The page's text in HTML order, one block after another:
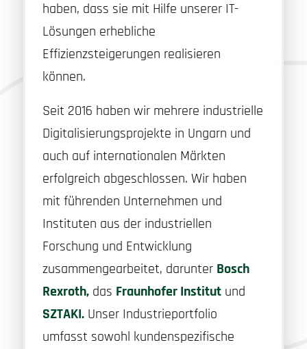
haben, dass sie mit Hilfe unserer IT-
Lösungen erhebliche
Effizienzsteigerungen realisieren
können.
Seit 2016 haben wir mehrere industrielle
Digitalisierungsprojekte in Ungarn und
auch auf internationalen Märkten
erfolgreich abgeschlossen. Wir haben
mit führenden Unternehmen und
Instituten aus der industriellen
Forschung und Entwicklung
zusammengearbeitet, darunter Bosch
Rexroth,das Fraunhofer Institutund
SZTAKI.Unser Industrieportfolio
umfasst sowohl kundenspezifische